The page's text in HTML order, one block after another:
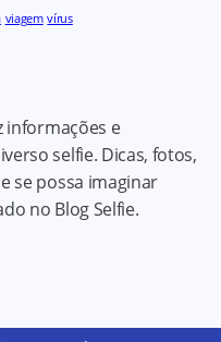
viagem vírus
informações e
selfie. Dicas, fotos,
se possa imaginar
no Blog Selfie.